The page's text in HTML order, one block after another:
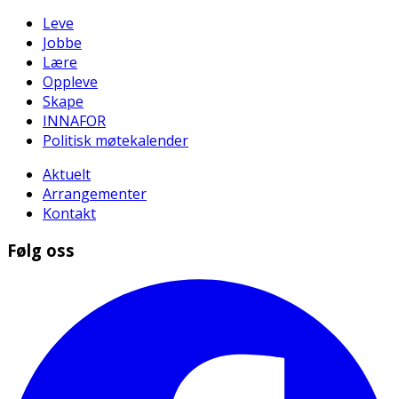
Leve
Jobbe
Lære
Oppleve
Skape
INNAFOR
Politisk møtekalender
Aktuelt
Arrangementer
Kontakt
Følg oss